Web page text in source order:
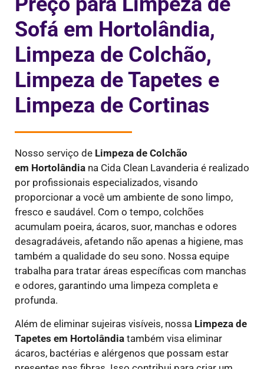
Sofá em Hortolândia,
Limpeza de Colchão,
Limpeza de Tapetes e
Limpeza de Cortinas
Nosso serviço de Limpeza de Colchão
em Hortolândia na Cida Clean Lavanderia é realizado
por profissionais especializados, visando
proporcionar a você um ambiente de sono limpo,
fresco e saudável. Com o tempo, colchões
acumulam poeira, ácaros, suor, manchas e odores
desagradáveis, afetando não apenas a higiene, mas
também a qualidade do seu sono. Nossa equipe
trabalha para tratar áreas específicas com manchas
e odores, garantindo uma limpeza completa e
profunda.
Além de eliminar sujeiras visíveis, nossa Limpeza de
Tapetes em Hortolândia também visa eliminar
ácaros, bactérias e alérgenos que possam estar